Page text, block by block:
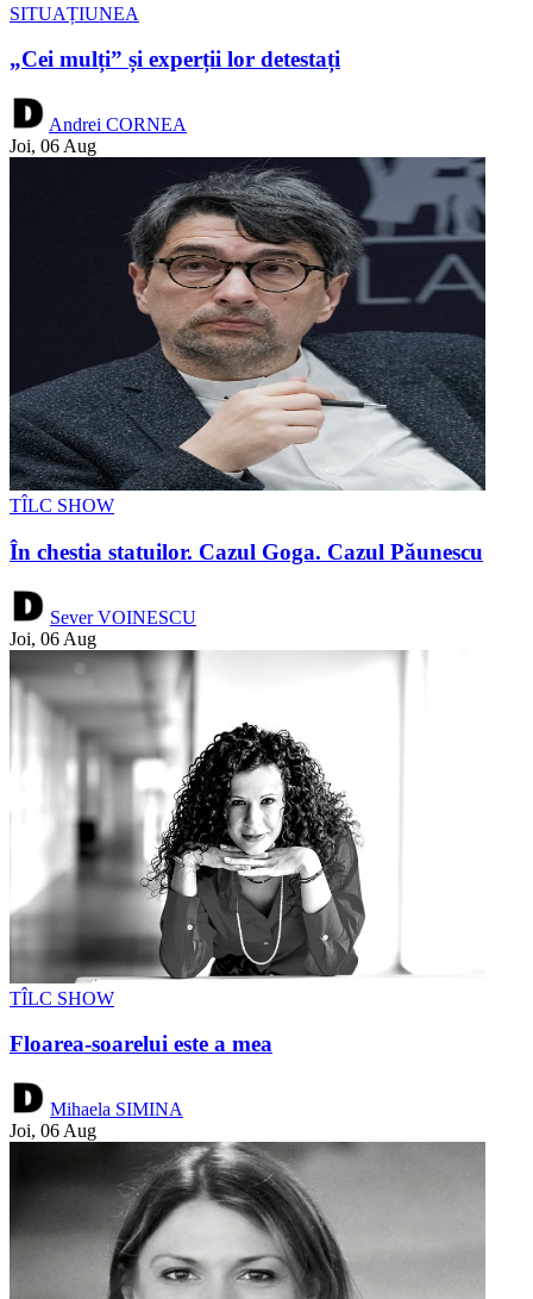
SITUAȚIUNEA
„Cei mulți” și experții lor detestați
Andrei CORNEA
Joi, 06 Aug
TÎLC SHOW
În chestia statuilor. Cazul Goga. Cazul Păunescu
Sever VOINESCU
Joi, 06 Aug
TÎLC SHOW
Floarea-soarelui este a mea
Mihaela SIMINA
Joi, 06 Aug